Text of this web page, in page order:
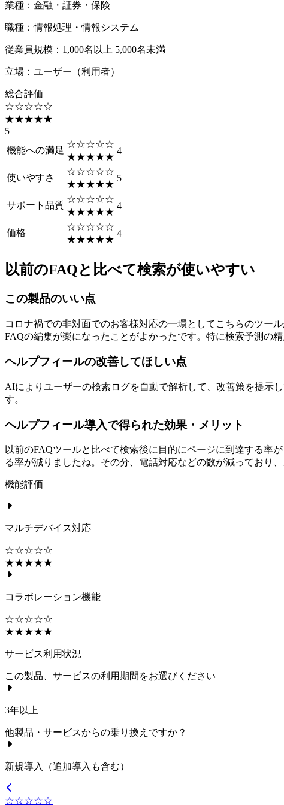
業種 ： 金融・証券・保険
職種 ：情報処理・情報システム
従業員規模 ： 1,000名以上 5,000名未満
立場 ： ユーザー（利用者）
総合評価
☆☆☆☆☆
★★★★★
5
機能への満足
☆☆☆☆☆
★★★★★
4
使いやすさ
☆☆☆☆☆
★★★★★
5
サポート品質
☆☆☆☆☆
★★★★★
4
価格
☆☆☆☆☆
★★★★★
4
以前のFAQと比べて検索が使いやすい
この製品のいい点
コロナ禍での非対面でのお客様対応の一環としてこちらのツー
FAQの編集が楽になったことがよかったです。特に検索予測の精
ヘルプフィールの改善してほしい点
AIによりユーザーの検索ログを自動で解析して、改善策を提示
す。
ヘルプフィール導入で得られた効果・メリット
以前のFAQツールと比べて検索後に目的にページに到達する率
る率が減りましたね。その分、電話対応などの数が減っており
機能評価
マルチデバイス対応
☆☆☆☆☆
★★★★★
コラボレーション機能
☆☆☆☆☆
★★★★★
サービス利用状況
この製品、サービスの利用期間をお選びください
3年以上
他製品・サービスからの乗り換えですか？
新規導入（追加導入も含む）
☆☆☆☆☆